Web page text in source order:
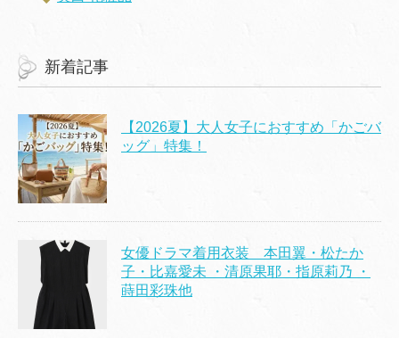
新着記事
【2026夏】大人女子におすすめ「かごバ
ッグ」特集！
女優ドラマ着用衣装 本田翼・松たか
子・比嘉愛未 ・清原果耶・指原莉乃 ・
蒔田彩珠他